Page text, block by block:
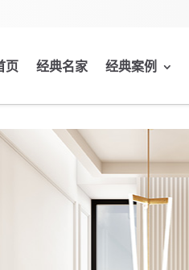
页 经典名家 经典案例